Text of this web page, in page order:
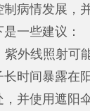
病情发展，
一些建议：
外线照射可
时间暴露在
并使用遮阳